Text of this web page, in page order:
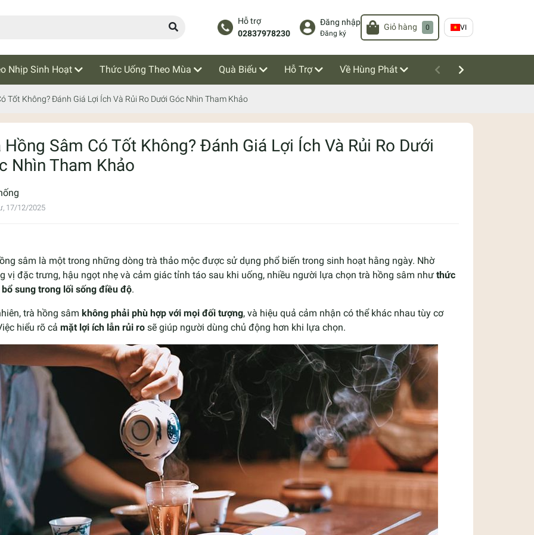
Hỗ trợ
02837978230
Đăng nhập
Đăng ký
Giỏ hàng 0 VI
Nhịp Sinh Hoạt Thức Uống Theo Mùa Quà Biếu Hỗ Trợ Về Hùng Phát
Tốt Không? Đánh Giá Lợi Ích Và Rủi Ro Dưới Góc Nhìn Tham Khảo
Hồng Sâm Có Tốt Không? Đánh Giá Lợi Ích Và Rủi Ro Dưới
Nhìn Tham Khảo
17/12/2025
sâm là một trong những dòng trà thảo mộc được sử dụng phổ biến trong sinh hoạt hằng ngày. Nhờ
vị đặc trưng, hậu ngọt nhẹ và cảm giác tỉnh táo sau khi uống, nhiều người lựa chọn trà hồng sâm như thức
sung trong lối sống điều độ.
trà hồng sâm không phải phù hợp với mọi đối tượng, và hiệu quả cảm nhận có thể khác nhau tùy cơ
hiểu rõ cả mặt lợi ích lẫn rủi ro sẽ giúp người dùng chủ động hơn khi lựa chọn.